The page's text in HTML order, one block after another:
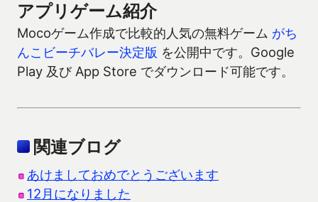
アプリゲーム紹介
Mocoゲーム作成で比較的人気の無料ゲーム がち
んこビーチバレー決定版 を公開中です。Google
Play 及び App Store でダウンロード可能です。
関連ブログ
あけましておめでとうございます
12月になりました